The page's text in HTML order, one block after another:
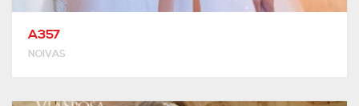
A357
NOIVAS